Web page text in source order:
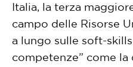
Italia, la terza
campo delle Risorse
a lungo sulle soft-
competenze” come la